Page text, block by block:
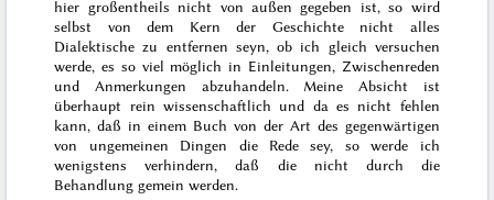
hier großentheils nicht von außen gegeben ist, so wird
selbst von dem Kern der Geschichte nicht alles
Dialektische zu entfernen seyn, ob ich gleich versuchen
werde, es so viel möglich in Einleitungen, Zwischenreden
und Anmerkungen abzuhandeln. Meine Absicht ist
überhaupt rein wissenschaftlich und da es nicht fehlen
kann, daß in einem Buch von der Art des gegenwärtigen
von ungemeinen Dingen die Rede sey, so werde ich
wenigstens verhindern, daß die nicht durch die
Behandlung gemein werden.